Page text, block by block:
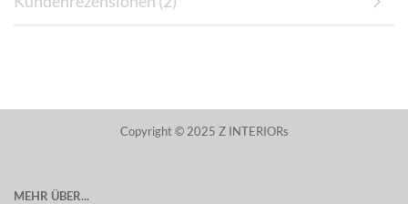
Copyright © 2025 Z INTERIORs
MEHR ÜBER...